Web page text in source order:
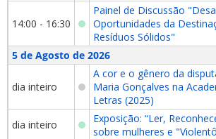
14:00 - 16:30
Painel de Discussão
Oportunidades da
Resíduos Sólidos"
5 de Agosto de 2026
dia inteiro
A cor e o gênero da
Maria Gonçalves na
Letras (2025)
dia inteiro
Exposição: “Ler,
sobre mulheres e